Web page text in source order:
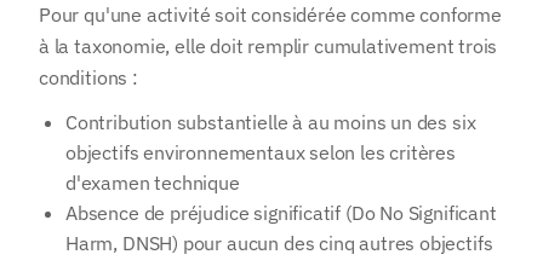
Pour qu'une activité soit considérée comme conforme
à la taxonomie, elle doit remplir cumulativement trois
conditions :
Contribution substantielle à au moins un des six
objectifs environnementaux selon les critères
d'examen technique
Absence de préjudice significatif (Do No Significant
Harm, DNSH) pour aucun des cinq autres objectifs